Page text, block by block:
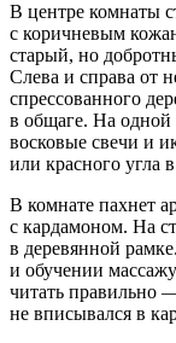
В центре комнаты
с коричневым
старый, но
Слева и справа от
спрессованного
в общаге. На
восковые свечи и
или красного угла
В комнате пахнет
с кардамоном. На
в деревянной
и обучении
читать правильно
не вписывался в